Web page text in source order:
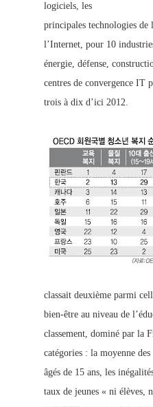
logiciels, les
principales technologies
l’Internet, pour 10
énergie, défense,
centres de convergence IT
trois à dix d’ici 2012.
classait deuxième parmi
bien-être au niveau de
classement, dominé par la
catégories : la moyenne
âgés de 15 ans, les
taux de jeunes « ni élèves,